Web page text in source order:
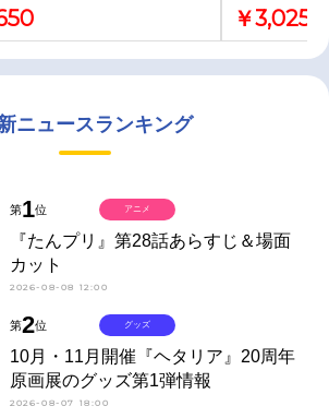
￥3,025
ニュースランキング
第1位
『たんプリ』第28話あらすじ＆場面
カット
2026-08-08 12:00
アニメ
第2位
10月・11月開催『ヘタリア』20周年
原画展のグッズ第1弾情報
2026-08-07 18:00
グッズ